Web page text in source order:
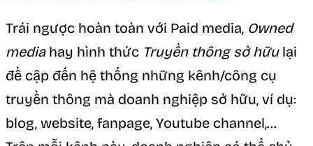
Trái ngược hoàn toàn với Paid media, Owned
mediahay hình thức Truyền thông sở hữu lại
đề cập đến hệ thống những kênh/công cụ
truyền thông mà doanh nghiệp sở hữu, ví dụ:
blog, website, fanpage, Youtube channel,…